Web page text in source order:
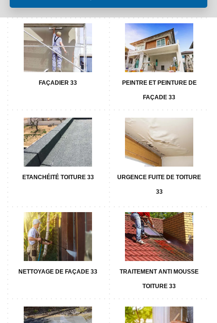
FAÇADIER 33 PEINTRE ET PEINTURE DE
FAÇADE 33
ETANCHÉITÉ TOITURE 33 URGENCE FUITE DE TOITURE
33
NETTOYAGE DE FAÇADE 33 TRAITEMENT ANTI MOUSSE
TOITURE 33